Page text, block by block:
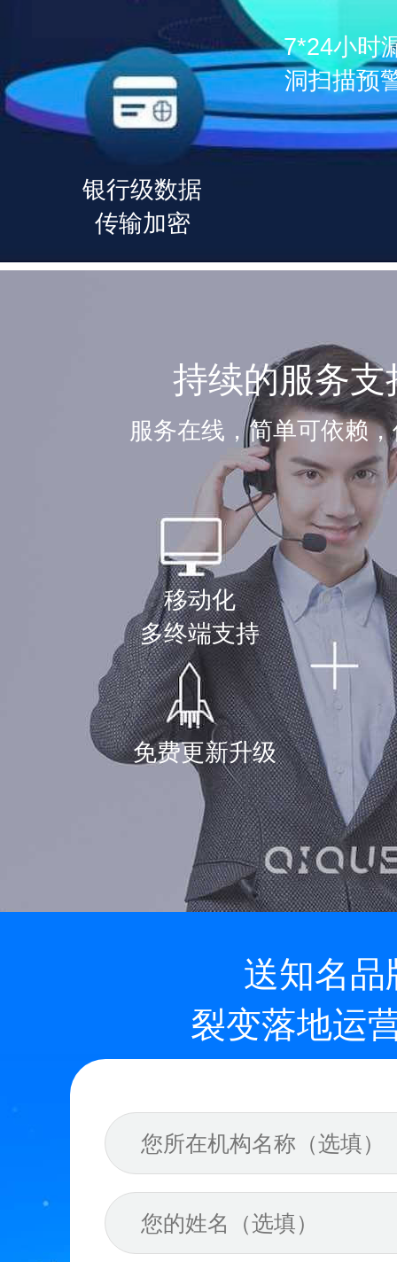
数据随时可导出
银行级数据
传输加密
持续的服务支
服务在线，简单可依赖
移动化
多终端支持
免费更新升级
送知名品
裂变落地运